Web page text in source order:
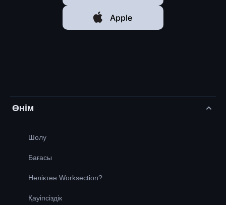
Apple
Өнім
Шолу
Бағасы
Неліктен Worksection?
Қауіпсіздік